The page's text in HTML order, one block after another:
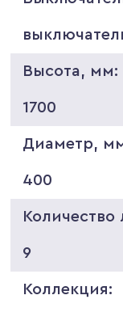
Высота, мм:
1700
Диаметр,
400
Количество
9
Коллекция: